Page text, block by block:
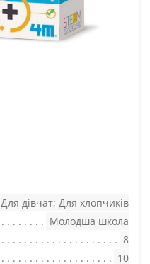
Для дівчат; Для хлопчиків
Молодша школа
8
10